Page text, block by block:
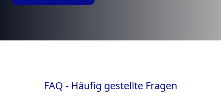
FAQ - Häufig gestellte Fragen